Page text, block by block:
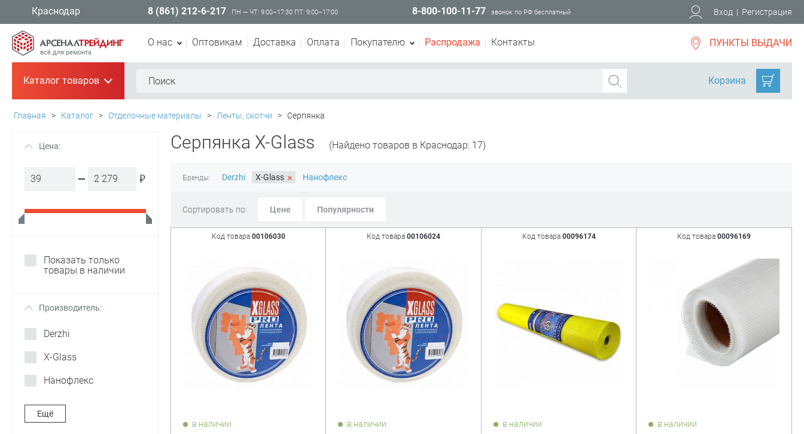
Краснодар 8 (861) 212-6-217 ПН — ЧТ: 9:00–17:30 ПТ: 9:00–17:00 8-800-100-11-77 звонок по РФ бесплатный Вход | Регистрация
всё для ремонта
О нас Оптовикам Доставка Оплата Покупателю Распродажа Контакты ПУНКТЫ ВЫДАЧИ
Каталог товаров+ Корзина
Главная > Каталог > Отделочные материалы > Ленты, скотчи > Серпянка
+ Цена:
₽
Показать только
товары в наличии
+ Производитель:
Derzhi
X-Glass
Нанофлекс
Ещё
Серпянка X-Glass (Найдено товаров в Краснодар: 17)
Бренды: Derzhi X-Glass × Нанофлекс
Сортировать по: Цене Популярности
Код товара 00106030
в наличии
Код товара00106024
в наличии
Код товара 00096174
в наличии
Код товара00096169
в наличии